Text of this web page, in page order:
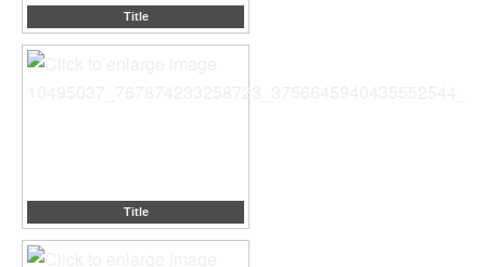
Title
Title